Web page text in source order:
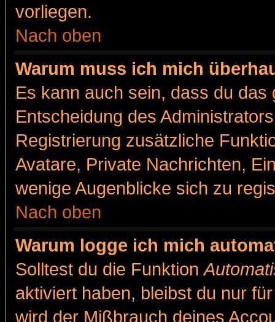
vorliegen.
Nach oben
Warum muss ich mich
Es kann auch sein, dass du
Entscheidung des
Registrierung zusätzliche
Avatare, Private Nachrichten,
wenige Augenblicke sich zu
Nach oben
Warum logge ich mich
Solltest du die Funktion
aktiviert haben, bleibst du nur
wird der Mißbrauch deines